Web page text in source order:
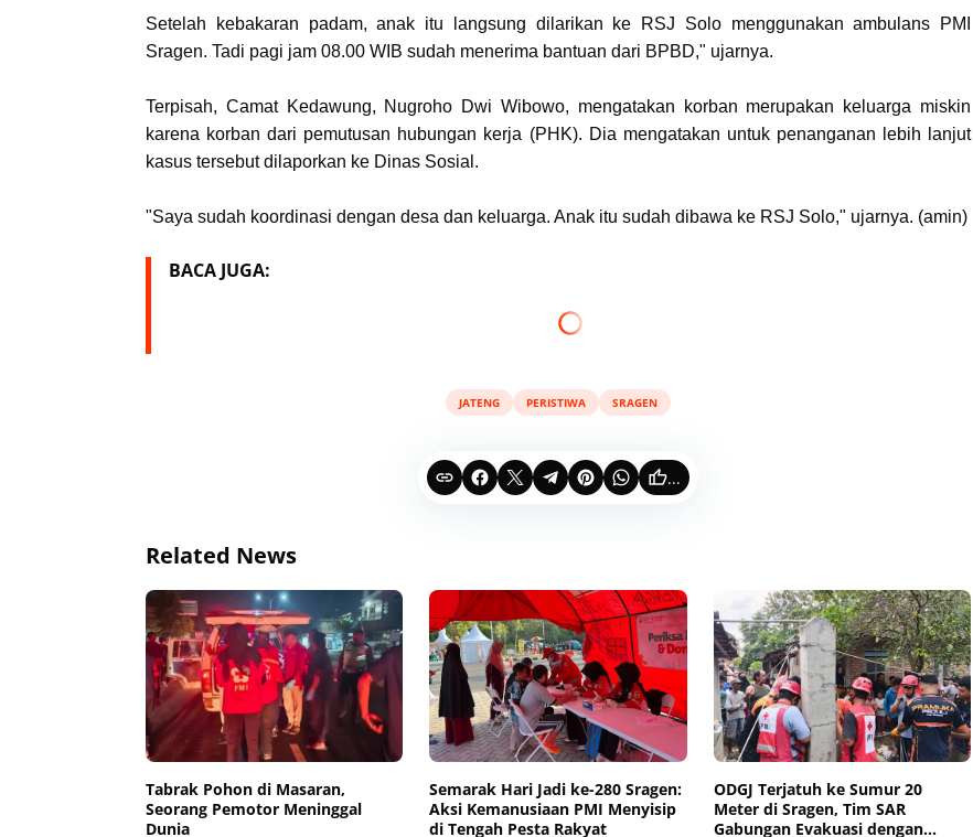
Setelah kebakaran padam, anak itu langsung dilarikan ke RSJ Solo menggunakan ambulans PMI
Sragen. Tadi pagi jam 08.00 WIB sudah menerima bantuan dari BPBD," ujarnya.
Terpisah, Camat Kedawung, Nugroho Dwi Wibowo, mengatakan korban merupakan keluarga miskin
karena korban dari pemutusan hubungan kerja (PHK). Dia mengatakan untuk penanganan lebih lanjut
kasus tersebut dilaporkan ke Dinas Sosial.
"Saya sudah koordinasi dengan desa dan keluarga. Anak itu sudah dibawa ke RSJ Solo," ujarnya. (amin)
BACA JUGA:
JATENG PERISTIWA SRAGEN
...
Related News
Tabrak Pohon di Masaran,
Seorang Pemotor Meninggal
Dunia
Semarak Hari Jadi ke-280 Sragen:
Aksi Kemanusiaan PMI Menyisip
di Tengah Pesta Rakyat
ODGJ Terjatuh ke Sumur 20
Meter di Sragen, Tim SAR
Gabungan Evakuasi dengan